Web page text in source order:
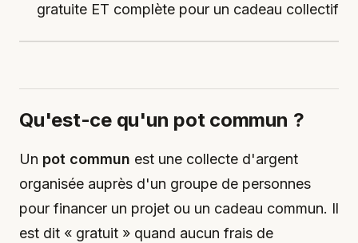
gratuite ET complète pour un cadeau collectif
Qu'est-ce qu'un pot commun ?
Un pot commun est une collecte d'argent
organisée auprès d'un groupe de personnes
pour financer un projet ou un cadeau commun. Il
est dit « gratuit » quand aucun frais de